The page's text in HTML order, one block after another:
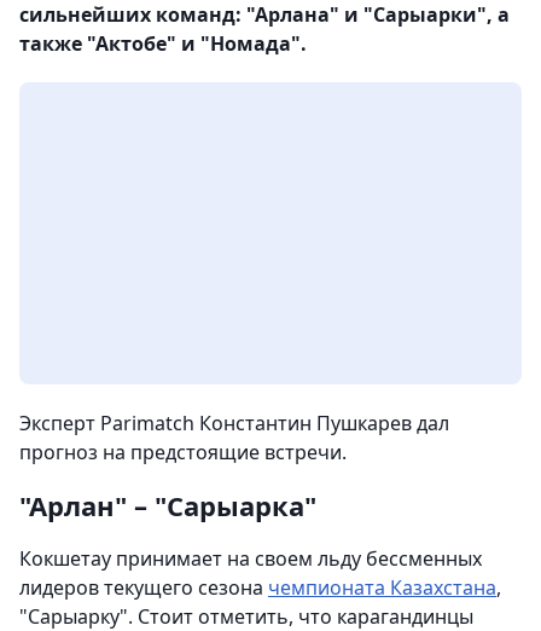
сильнейших команд: "Арлана" и "Сарыарки", а
также "Актобе" и "Номада".
Эксперт Parimatch Константин Пушкарев дал
прогноз на предстоящие встречи.
"Арлан" – "Сарыарка"
Кокшетау принимает на своем льду бессменных
лидеров текущего сезона чемпионата Казахстана,
"Сарыарку". Стоит отметить, что карагандинцы